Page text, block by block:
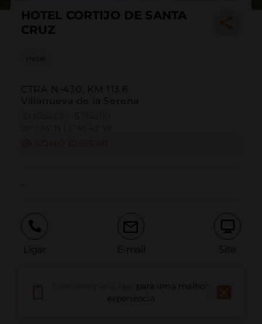
HOTEL CORTIJO DE SANTA
CRUZ
Hotel
CTRA N-430, KM 113.6
Villanueva de la Serena
Ligar E-mail Site
Relatar problema
para uma melhor
experiência